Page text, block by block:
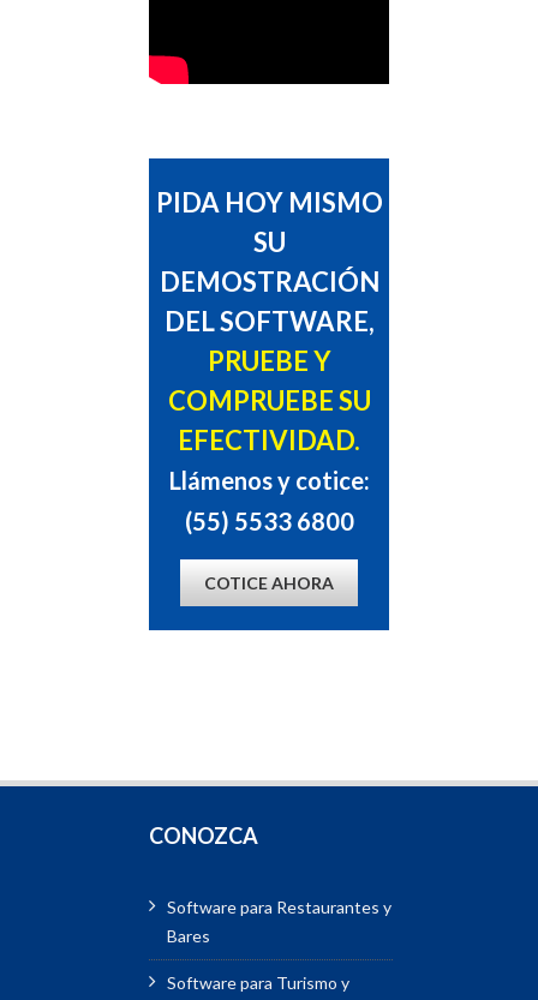
PIDA HOY MISMO
SU
DEMOSTRACIÓN
DEL SOFTWARE,
PRUEBE Y
COMPRUEBE SU
EFECTIVIDAD.
Llámenos y cotice:
(55) 5533 6800
COTICE AHORA
CONOZCA
Software para Restaurantes y
Bares
Software para Turismo y